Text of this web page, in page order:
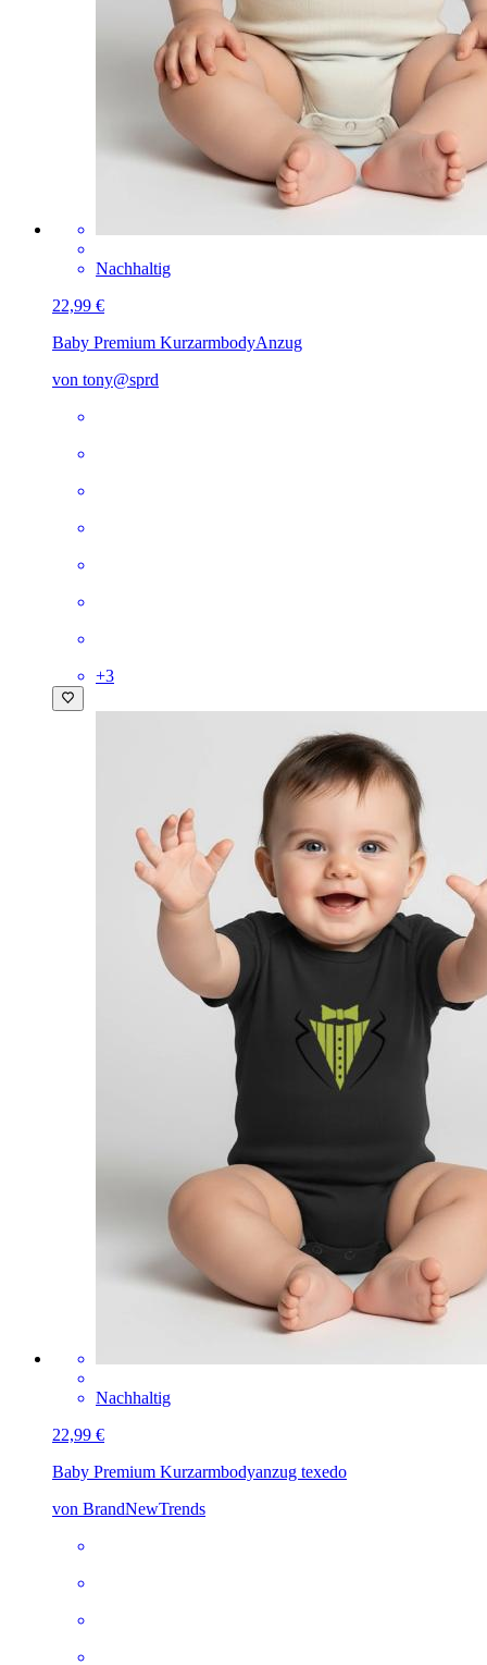
Nachhaltig
22,99 €
Baby Premium KurzarmbodyAnzug
von tony@sprd
+3
Nachhaltig
22,99 €
Baby Premium Kurzarmbodyanzug texedo
von BrandNewTrends